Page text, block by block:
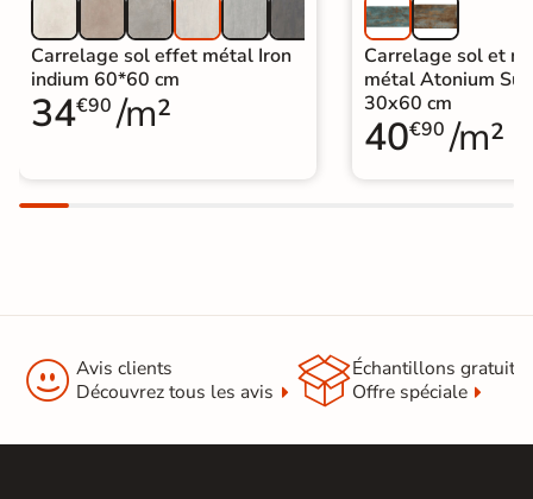
Carrelage sol effet métal Iron
indium 60*60 cm
34€90 /m²
Carrelage sol et
métal Atonium
30x60 cm
40€90 /m²
 Avis clients
Découvrez tous les avis
Échantillons gratuit
Offre spéciale